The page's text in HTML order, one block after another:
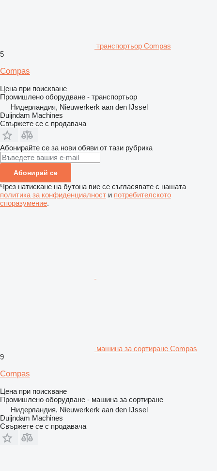
транспортьор Compas
5
Compas
Цена при поискване
Промишлено оборудване - транспортьор
Нидерландия, Nieuwerkerk aan den IJssel
Duijndam Machines
Свържете се с продавача
Абонирайте се за нови обяви от тази рубрика
Абонирай се
Чрез натискане на бутона вие се съгласявате с нашата
политика за конфиденциалност и потребителското
споразумение.
машина за сортиране Compas
9
Compas
Цена при поискване
Промишлено оборудване - машина за сортиране
Нидерландия, Nieuwerkerk aan den IJssel
Duijndam Machines
Свържете се с продавача